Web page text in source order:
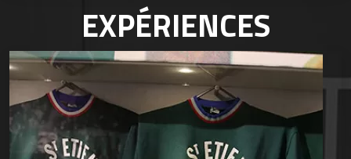
EXPÉRIENCES